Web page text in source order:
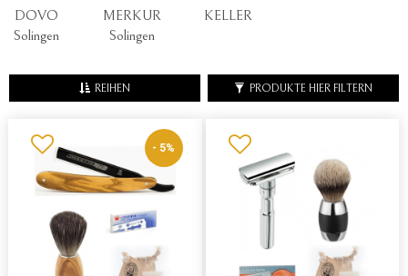
DOVO
Solingen
MERKUR
Solingen
KELLER
- 5%
REIHEN PRODUKTE HIER FILTERN